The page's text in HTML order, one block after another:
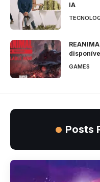
IA
GAMES
Posts